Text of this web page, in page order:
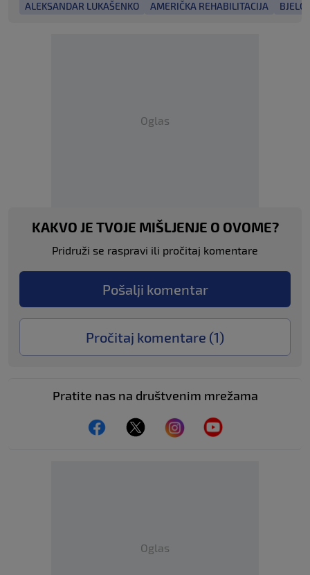
ALEKSANDAR LUKAŠENKO AMERIČKA REHABILITACIJA
Oglas
KAKVO JE TVOJE MIŠLJENJE O OVOME?
Pridruži se raspravi ili pročitaj komentare
Pošalji komentar
Pročitaj komentare (1)
Pratite nas na društvenim mrežama
Oglas